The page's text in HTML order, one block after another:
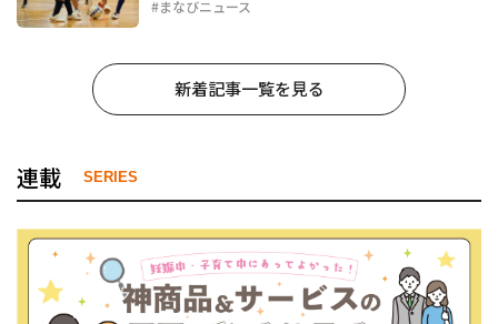
まなびニュース
新着記事一覧を見る
連載 SERIES